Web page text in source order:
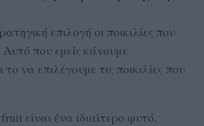
επιλογή οι ποικιλίες που
που εμείς κάνουμε
το να επιλέγουμε τις ποικιλίες που
είναι ένα ιδιαίτερο φυτό.